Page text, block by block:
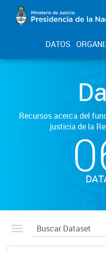
DATOS
Recursos acerca del
justicia de la